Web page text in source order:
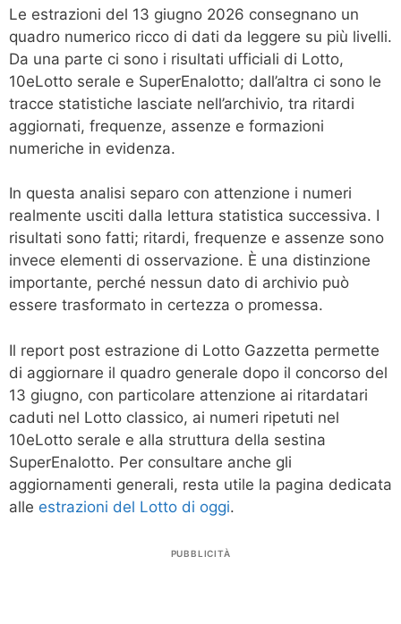
Le estrazioni del 13 giugno 2026 consegnano un
quadro numerico ricco di dati da leggere su più livelli.
Da una parte ci sono i risultati ufficiali di Lotto,
10eLotto serale e SuperEnalotto; dall’altra ci sono le
tracce statistiche lasciate nell’archivio, tra ritardi
aggiornati, frequenze, assenze e formazioni
numeriche in evidenza.
In questa analisi separo con attenzione i numeri
realmente usciti dalla lettura statistica successiva. I
risultati sono fatti; ritardi, frequenze e assenze sono
invece elementi di osservazione. È una distinzione
importante, perché nessun dato di archivio può
essere trasformato in certezza o promessa.
Il report post estrazione di Lotto Gazzetta permette
di aggiornare il quadro generale dopo il concorso del
13 giugno, con particolare attenzione ai ritardatari
caduti nel Lotto classico, ai numeri ripetuti nel
10eLotto serale e alla struttura della sestina
SuperEnalotto. Per consultare anche gli
aggiornamenti generali, resta utile la pagina dedicata
alle estrazioni del Lotto di oggi.
PUBBLICITÀ